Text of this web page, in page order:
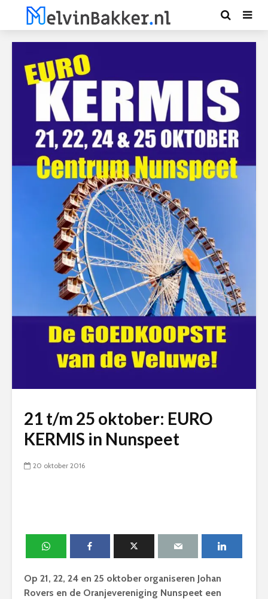
21 t/m 25 oktober: EURO
KERMIS in Nunspeet
20 oktober 2016
Op 21, 22, 24 en 25 oktober organiseren Johan
Rovers en de Oranjevereniging Nunspeet een